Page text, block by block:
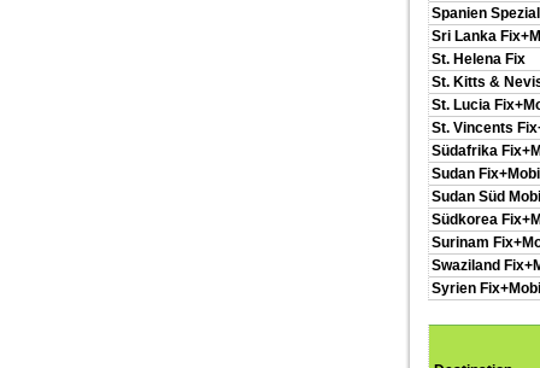
Spanien
Sri Lanka
St. Helena Fix
St. Kitts &
St. Lucia
St. Vincents
Südafrika
Sudan
Sudan Süd
Südkorea
Surinam
Swaziland
Syrien